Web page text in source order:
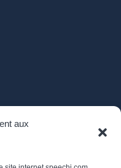
aux